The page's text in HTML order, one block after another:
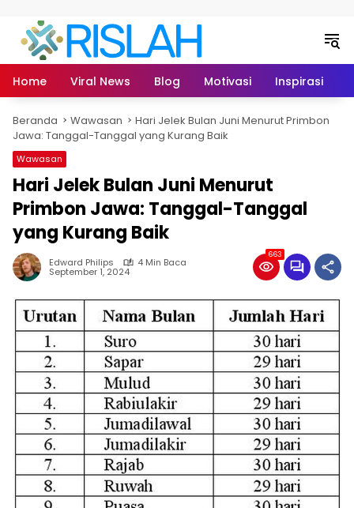
Home Viral News Blog Motivasi Inspirasi
Beranda Wawasan
Hari Jelek Bulan Juni Menurut Primbon
Jawa: Tanggal-Tanggal yang Kurang Baik
Wawasan
Hari Jelek Bulan Juni Menurut
Primbon Jawa: Tanggal-Tanggal
yang Kurang Baik
Edward Philips 4 Min Baca
September 1, 2024
663